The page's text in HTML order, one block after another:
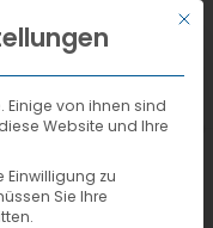
DEUTSCHMit
Einige von ihnen sind
Website und Ihre
Einwilligung zu
Sie Ihre